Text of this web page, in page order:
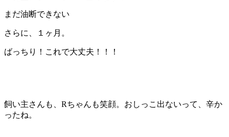
まだ油断できない
さらに、１ヶ月。
ばっちり！これで大丈夫！！！
飼い主さんも、Rちゃんも笑顔。おしっこ出ないって、辛か
ったね。